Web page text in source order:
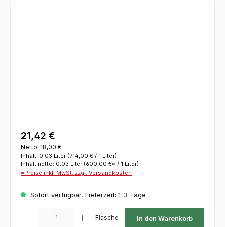
21,42 €
Netto: 18,00 €
Inhalt: 0.03 Liter (714,00 € / 1 Liter)
Inhalt netto: 0.03 Liter (600,00 €* / 1 Liter)
*Preise inkl. MwSt. zzgl. Versandkosten
Sofort verfügbar, Lieferzeit: 1-3 Tage
Flasche In den Warenkorb